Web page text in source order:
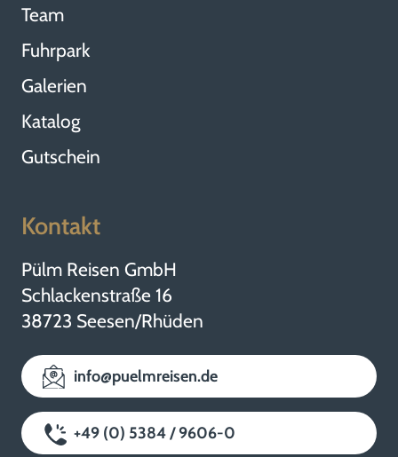
Team
Fuhrpark
Galerien
Katalog
Gutschein
Kontakt
Pülm Reisen GmbH
Schlackenstraße 16
38723 Seesen/Rhüden
info@puelmreisen.de
+49 (0) 5384 / 9606-0